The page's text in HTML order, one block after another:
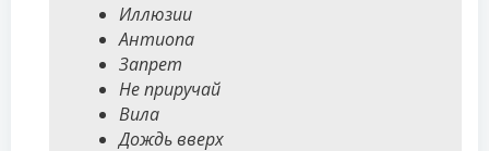
Иллюзии
Антиопа
Запрет
Не приручай
Вила
Дождь вверх